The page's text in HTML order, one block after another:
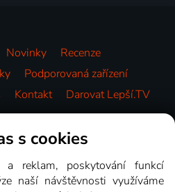
Novinky
Recenze
Podporovaná zařízení
Kontakt Darovat Lepší.TV
s cookies
a reklam, poskytování funkcí
naší návštěvnosti využíváme